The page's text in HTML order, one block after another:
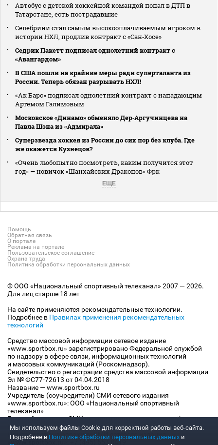
Автобус с детской хоккейной командой попал в ДТП в
Татарстане, есть пострадавшие
Селебрини стал самым высокооплачиваемым игроком в
истории НХЛ, продлив контракт с «Сан‑Хосе»
Седрик Пакетт подписал однолетний контракт с
«Авангардом»
В США пошли на крайние меры ради суперталанта из
России. Теперь обязан разрывать НХЛ!
«Ак Барс» подписал однолетний контракт с нападающим
Артемом Галимовым
Московское «Динамо» обменяло Дер‑Аргучинцева на
Павла Шэна из «Адмирала»
Суперзвезда хоккея из России до сих пор без клуба. Где
же окажется Кузнецов?
«Очень любопытно посмотреть, каким получится этот
год» — новичок «Шанхайских Драконов» Фрк
ЕЩЕ
Помощь
Обратная связь
О портале
Реклама на портале
Пользовательское соглашение
Охрана труда
Политика обработки персональных данных
© ООО «Национальный спортивный телеканал» 2007 — 2026.
Для лиц старше 18 лет
На сайте применяются рекомендательные технологии.
Подробнее в Правилах применения рекомендательных
технологий
Средство массовой информации сетевое издание
«www.sportbox.ru» зарегистрировано Федеральной службой
по надзору в сфере связи, информационных технологий
и массовых коммуникаций (Роскомнадзор).
Свидетельство о регистрации средства массовой информации
Эл № ФС77-72613 от 04.04.2018
Название — www.sportbox.ru
Учредитель (соучредители) СМИ сетевого издания
«www.sportbox.ru»: ООО «Национальный спортивный
телеканал»
Главный редактор СМИ сетевого издания «www.sportbox.ru»:
Конов В.А.
Номер телефона редакции СМИ сетевого издания
«www.sportbox.ru»: +7 (495) 653 8419
Мы используем файлы Сookie для корректной работы веб-сайта.
Подробнее в Политике обработки персональных данных и